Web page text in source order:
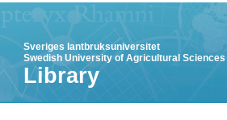
Sveriges lantbruksuniversitet
Swedish University of Agricultural Sciences
Library